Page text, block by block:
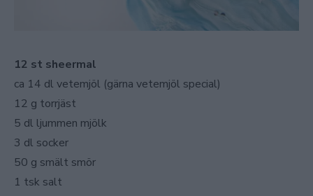
12 st sheermal
ca 14 dl vetemjöl (gärna vetemjöl special)
12 g torrjäst
5 dl ljummen mjölk
3 dl socker
50 g smält smör
1 tsk salt